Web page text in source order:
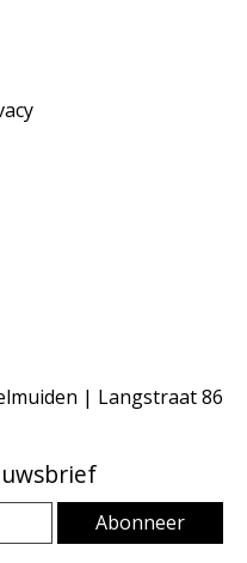
| Langstraat 86
Abonneer